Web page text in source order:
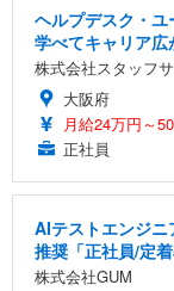
ヘルプデスク・
学べてキャリア広
株式会社スタッフ
大阪府
月給24万円～
正社員
AIテストエンジニ
推奨「正社員/定
株式会社GUM